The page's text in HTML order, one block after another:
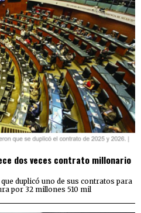
dos veces contrato millonario
duplicó uno de sus contratos para
por 32 millones 510 mil